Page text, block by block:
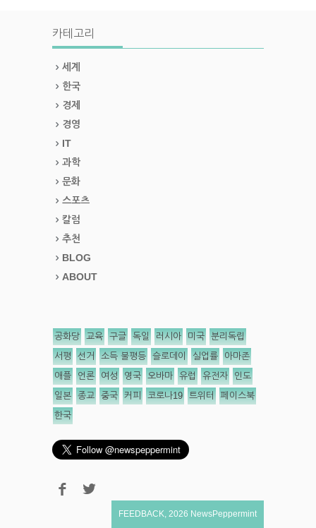
카테고리
세계
한국
경제
경영
IT
과학
문화
스포츠
칼럼
추천
BLOG
ABOUT
공화당 교육 구글 독일 러시아 미국 분리독립
서평 선거 소득 불평등 슬로데이 실업률 아마존
애플 언론 여성 영국 오바마 유럽 유전자 인도
일본 종교 중국 커피 코로나19 트위터 페이스북
한국
FEEDBACK 2026 NewsPeppermint